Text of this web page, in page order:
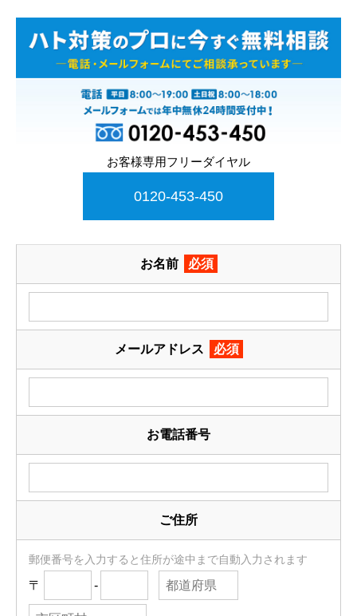
お客様専用フリーダイヤル
0120-453-450
お名前 必須
メールアドレス 必須
お電話番号
ご住所
郵便番号を入力すると住所が途中まで自動入力されます
〒 -